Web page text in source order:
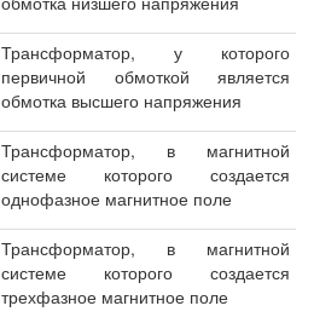
Трансформатор, у которого
первичной обмоткой является
обмотка высшего напряжения
Трансформатор, в магнитной
системе которого создается
однофазное магнитное поле
Трансформатор, в магнитной
системе которого создается
трехфазное магнитное поле